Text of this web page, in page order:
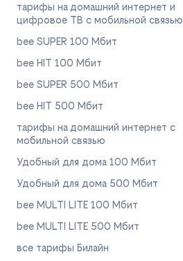
тарифы на домашний интернет и
цифровое ТВ с мобильной связью
bee SUPER 100 Мбит
bee HIT 100 Мбит
bee SUPER 500 Мбит
bee HIT 500 Мбит
тарифы на домашний интернет с
мобильной связью
Удобный для дома 100 Мбит
Удобный для дома 500 Мбит
bee MULTI LITE 100 Мбит
bee MULTI LITE 500 Мбит
все тарифы Билайн